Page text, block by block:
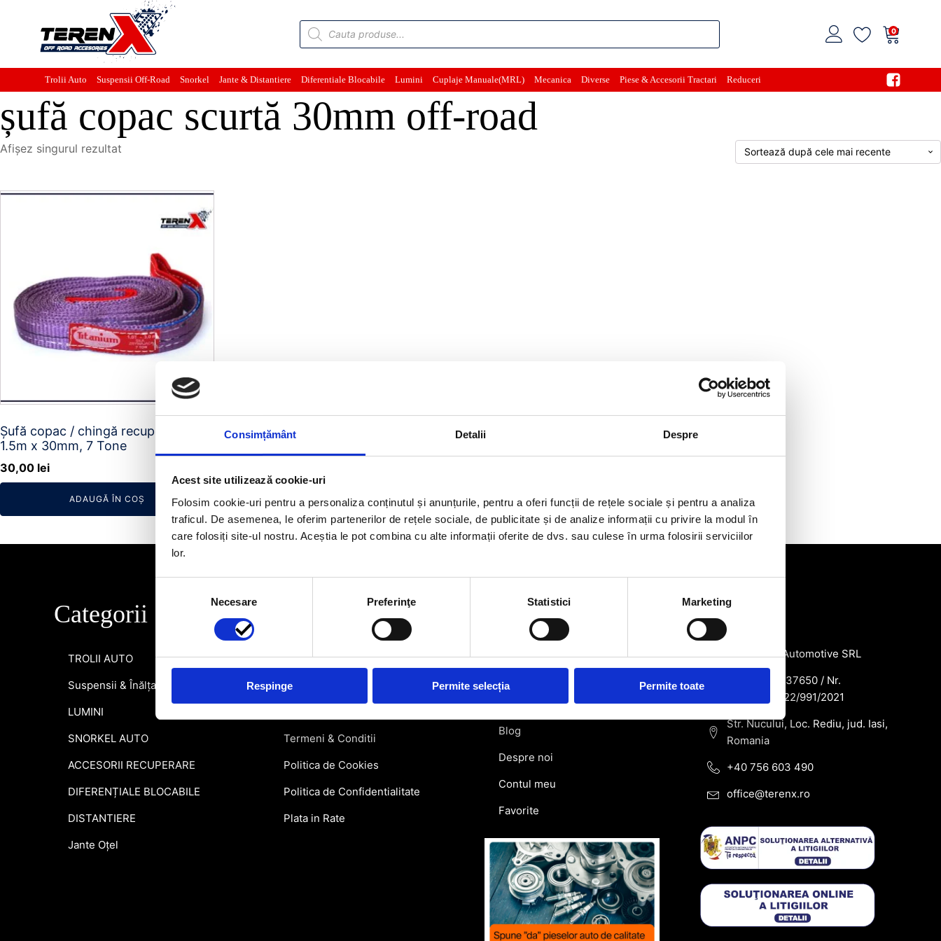
Consimțământ Detalii Despre
Acest site utilizează cookie-uri
Folosim cookie-uri pentru a personaliza conținutul și anunțurile, pentru a oferi funcții de rețele sociale și pentru a analiza
traficul. De asemenea, le oferim partenerilor de rețele sociale, de publicitate și de analize informații cu privire la modul în
care folosiți site-ul nostru. Aceștia le pot combina cu alte informații oferite de dvs. sau culese în urma folosirii serviciilor
lor.
consimțământului
Necesare Preferinţe Statistici Marketing
Respinge Permite selecția Permite toate
Products
search
0
Trolii Auto Suspensii Off-Road Snorkel Jante & Distantiere Diferentiale Blocabile Lumini Cuplaje Manuale(MRL) Mecanica Diverse Piese & Accesorii Tractari Reduceri
șufă copac scurtă 30mm off-road
Afișez singurul rezultat
Șufă copac / chingă recuperare
1.5m x 30mm, 7 Tone
30,00 lei
ADAUGĂ ÎN COȘ
Categorii
TROLII AUTO
Suspensii & Înălțare
LUMINI
SNORKEL AUTO
ACCESORII RECUPERARE
DIFERENȚIALE BLOCABILE
DISTANTIERE
Jante Oțel
Informatii utile
Informatii Livrare
Garantie si Retur
Termeni & Conditii
Politica de Cookies
Politica de Confidentialitate
Plata in Rate
Link-uri rapide
Retragere din contract
Contact
Blog
Despre noi
Contul meu
Favorite
Contact
SC Terenx Automotive SRL
CUI: RO43937650 / Nr.
Reg.Com: J22/991/2021
Str. Nucului, Loc. Rediu, jud. Iasi,
Romania
+40 756 603 490
office@terenx.ro